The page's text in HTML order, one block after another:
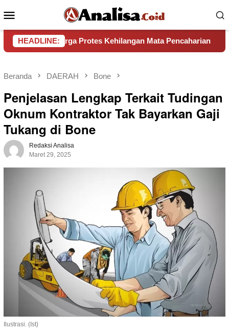
ke
kontenMobile
HEADLINE:
Protes Kehilangan Mata Pencaharian Pemkab
Beranda DAERAH Bone
Penjelasan Lengkap Terkait Tudingan
Oknum Kontraktor Tak Bayarkan Gaji
Tukang di Bone
Redaksi Analisa
Maret 29, 2025
Ilustrasi. (Ist)